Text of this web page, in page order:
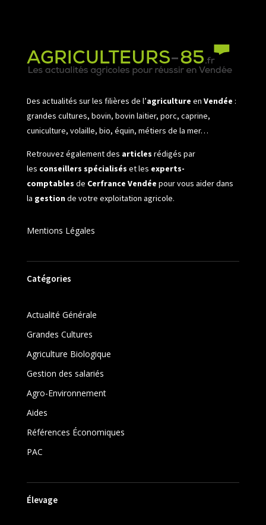
Des actualités sur les filières de l’agriculture en Vendée :
grandes cultures, bovin, bovin laitier, porc, caprine,
cuniculture, volaille, bio, équin, métiers de la mer…
Retrouvez également des articles rédigés par
les conseillers spécialisés et les experts-
comptables de Cerfrance Vendée pour vous aider dans
la gestionde votre exploitation agricole.
Mentions Légales
Catégories
Actualité Générale
Grandes Cultures
Agriculture Biologique
Gestion des salariés
Agro-Environnement
Aides
Références Économiques
PAC
Élevage